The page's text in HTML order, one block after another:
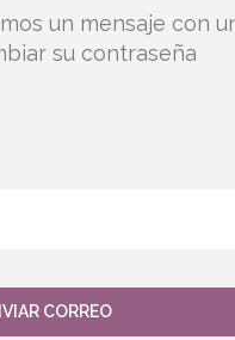
un mensaje con
su contraseña
CORREO